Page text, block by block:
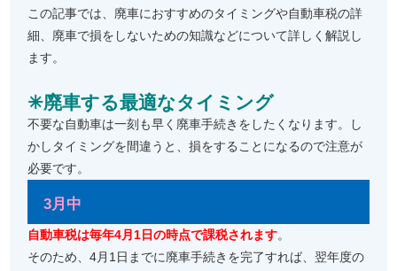
この記事では、廃車におすすめのタイミングや自動車税の詳
細、廃車で損をしないための知識などについて詳しく解説し
ます。
✳︎廃車する最適なタイミング
不要な自動車は一刻も早く廃車手続きをしたくなります。し
かしタイミングを間違うと、損をすることになるので注意が
必要です。
3月中
自動車税は毎年4月1日の時点で課税されます。
そのため、4月1日までに廃車手続きを完了すれば、翌年度の